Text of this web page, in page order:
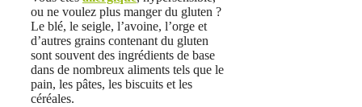
ou ne voulez plus manger du gluten ?
Le blé, le seigle, l’avoine, l’orge et
d’autres grains contenant du gluten
sont souvent des ingrédients de base
dans de nombreux aliments tels que le
pain, les pâtes, les biscuits et les
céréales.